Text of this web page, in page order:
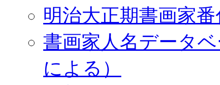
明治大正期書画家
書画家人名データ
による）